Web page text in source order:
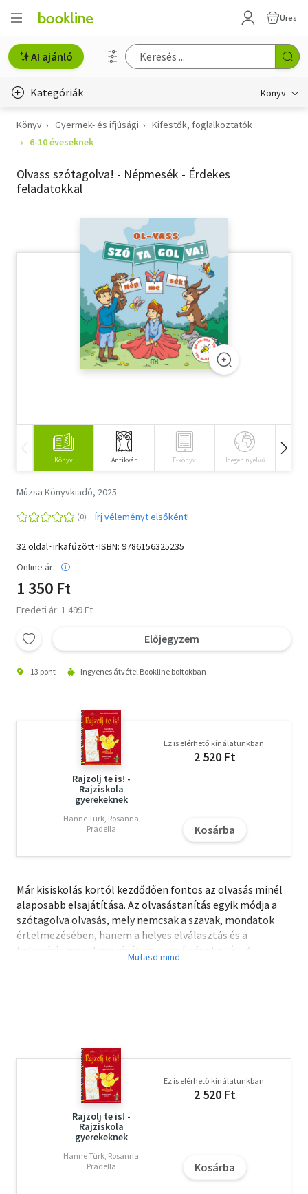
Üres
AI ajánló
Kategóriák Könyv
Életmód, egészség
Gyermek- és ifjúsági
Szótár, nyelvkönyv
Tankönyv, segédkönyv
Természettudomány
Történelem
Könyv Gyermek- és ifjúsági
Kifestők, foglalkoztatók
6-10 éveseknek
Olvass szótagolva! - Népmesék - Érdekes
feladatokkal
Könyv Antikvár E-könyv Idegen nyelvű
Múzsa Könyvkiadó, 2025
Írj véleményt elsőként!
32 oldal･irkafűzött･ISBN: 9786156325235
Online ár:
1 350 Ft
Eredeti ár: 1 499 Ft
Előjegyzem
13 pont Ingyenes átvétel Bookline boltokban
Rajzolj te is! -
Rajziskola
gyerekeknek
Hanne Türk, Rosanna
Pradella
Ez is elérhető kínálatunkban:
2 520 Ft
Kosárba
Már kisiskolás kortól kezdődően fontos az olvasás minél
alaposabb elsajátítása. Az olvasástanítás egyik módja a
szótagolva olvasás, mely nemcsak a szavak, mondatok
értelmezésében, hanem a helyes elválasztás és a
helyesírás megalapozásában is segítséget nyújt. A
Rajzolj te is! -
Rajziskola
gyerekeknek
Hanne Türk, Rosanna
Pradella
Ez is elérhető kínálatunkban:
2 520 Ft
Kosárba